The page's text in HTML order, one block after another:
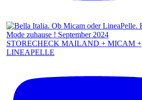
STORECHECK MAILAND + MICAM +
LINEAPELLE